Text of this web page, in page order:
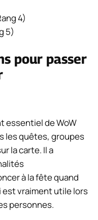
4)
5)
pour passer
essentiel de WoW
les quêtes, groupes
la carte. Il a
à la fête quand
vraiment utile lors
personnes.